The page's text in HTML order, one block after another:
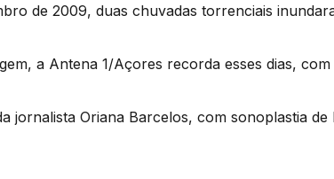
de 2009, duas chuvadas torrenciais
a Antena 1/Açores recorda esses dias,
jornalista Oriana Barcelos, com sonoplastia